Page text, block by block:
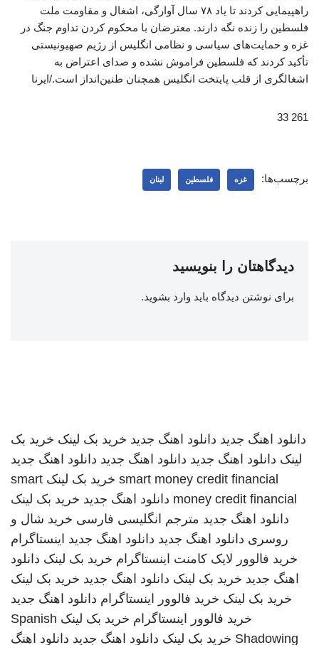
راهپیمایی کردند تا یاد ۷۸ سال آوارگی، اشغال و مقاومت ملت
فلسطین را زنده نگه دارند. معترضان با محکوم کردن تداوم جنگ در
غزه و حمایت‌های سیاسی و نظامی انگلیس از رژیم صهیونیستی
تأکید کردند که فلسطین فراموش نشده و صدای اعتراض به
اشغالگری از قلب پایتخت انگلیس همچنان طنین‌انداز است./ایرنا
261 33
برچسب‌ها: غزه فلسطین لبنان
دیدگاهتان را بنویسید
برای نوشتن دیدگاه باید وارد بشوید.
دانلود اهنگ جدید دانلود اهنگ جدید خرید بک لینک خرید بک
لینک دانلود اهنگ جدید دانلود اهنگ جدید دانلود اهنگ جدید
smart money credit financial خرید بک لینک smart
money credit financial دانلود اهنگ جدید خرید بک لینک
دانلود اهنگ جدید مترجم انگلیسی فارسی خرید شال و
روسری دانلود اهنگ جدید دانلود اهنگ جدید اینستاگرام
خرید فالوور لایک کامنت اینستاگرام خرید بک لینک دانلود
اهنگ جدید خرید بک لینک دانلود اهنگ جدید خرید بک لینک
خرید بک لینک خرید فالوور اینستاگرام دانلود اهنگ جدید
خرید فالوور اینستاگرام خرید بک لینک Spanish
Shadowing خرید بک لینک دانلود اهنگ جدید دانلود اهنگ